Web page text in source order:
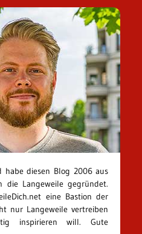
habe diesen Blog 2006 aus
die Langeweile gegründet.
eine Bastion der
nur Langeweile vertreiben
inspirieren will. Gute